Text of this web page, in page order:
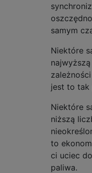
samym
Niektóre
jest to tak
Niektóre
niższą
to
ci uciec
paliwa.